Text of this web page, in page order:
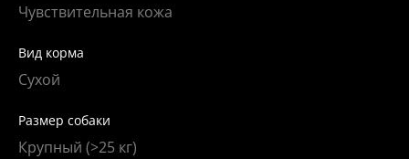
Чувствительная кожа
Вид корма
Сухой
Размер собаки
Крупный (>25 кг)